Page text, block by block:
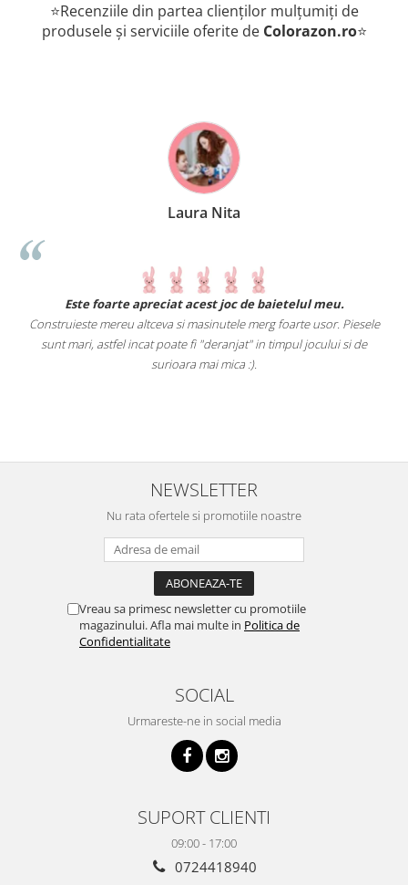
⭐Recenziile din partea clienților mulțumiți de
produsele și serviciile oferite de Colorazon.ro⭐
Laura Nita
Este foarte apreciat acest joc de baietelul meu.
Construieste mereu altceva si masinutele merg foarte usor. Piesele
sunt mari, astfel incat poate fi "deranjat" in timpul jocului si de
surioara mai mica :).
NEWSLETTER
Nu rata ofertele si promotiile noastre
Vreau sa primesc newsletter cu promotiile
magazinului. Afla mai multe in Politica de
Confidentialitate
SOCIAL
Urmareste-ne in social media
SUPORT CLIENTI
09:00 - 17:00
0724418940